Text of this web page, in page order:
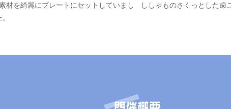
材を綺麗にプレートにセットしていまし
ししゃものさくっとした歯